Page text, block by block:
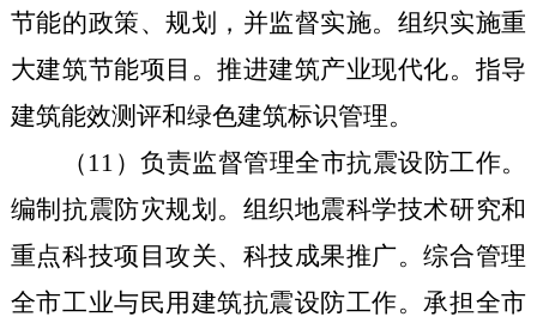
节能的政策、规划，并监督实施。组织实施重
大建筑节能项目。推进建筑产业现代化。指导
建筑能效测评和绿色建筑标识管理。
（ 11 ）负责监督管理全市抗震设防工作。
编制抗震防灾规划。组织地震科学技术研究和
重点科技项目攻关、科技成果推广。综合管理
全市工业与民用建筑抗震设防工作。承担全市